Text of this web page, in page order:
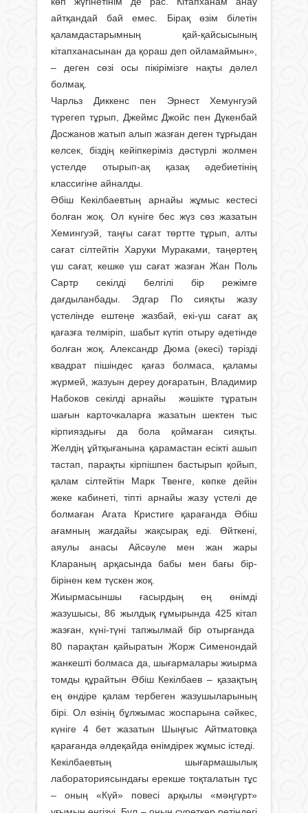
айтқандай бай емес. Бірақ өзім білетін
қаламдастарымның қай-қайсысының
кітапханасынан да қораш деп ойламаймын»,
– деген сөзі осы пікірімізге нақты дәлел
болмақ.
Чарльз Диккенс пен Эрнест Хемунгуэй
түрегеп тұрып, Джеймс Джойс пен Дүкенбай
Досжанов жатып алып жазған деген тұрғыдан
келсек, біздің кейіпкеріміз дәстүрлі жолмен
үстелде отырып-ақ қазақ әдебиетінің
классигіне айналды.
Әбіш Кекілбаевтың арнайы жұмыс кестесі
болған жоқ. Ол күніге бес жүз сөз жазатын
Хемингуэй, таңғы сағат төртте тұрып, алты
сағат сілтейтін Харуки Мураками, таңертең
үш сағат, кешке үш сағат жазған Жан Поль
Сартр секілді белгілі бір режімге
дағдыланбады. Эдгар По сияқты жазу
үстелінде ештеңе жазбай, екі-үш сағат ақ
қағазға телміріп, шабыт күтіп отыру әдетінде
болған жоқ. Александр Дюма (әкесі) тәрізді
квадрат пішіндес қағаз болмаса, қаламы
жүрмей, жазуын дереу доғаратын, Владимир
Набоков секілді арнайы жәшікте тұратын
шағын карточкаларға жазатын шектен тыс
кірпияздығы да бола қоймаған сияқты.
Желдің ұйтқығанына қарамастан есікті ашып
тастап, парақты кірпішпен бастырып қойып,
қалам сілтейтін Марк Твенге, көпке дейін
жеке кабинеті, тіпті арнайы жазу үстелі де
болмаған Агата Кристиге қарағанда Әбіш
ағамның жағдайы жақсырақ еді. Өйткені,
аяулы анасы Айсәуле мен жан жары
Клараның арқасында бабы мен бағы бір-
бірінен кем түскен жоқ.
Жиырмасыншы ғасырдың ең өнімді
жазушысы, 86 жылдық ғұмырында 425 кітап
жазған, күні-түні тапжылмай бір отырғанда
80 парақтан қайыратын Жорж Сименондай
жанкешті болмаса да, шығармалары жиырма
томды құрайтын Әбіш Кекілбаев – қазақтың
ең өндіре қалам тербеген жазушыларының
бірі. Ол өзінің бұлжымас жоспарына сәйкес,
күніге 4 бет жазатын Шыңғыс Айтматовқа
қарағанда әлдеқайда өнімдірек жұмыс істеді.
Кекілбаевтың шығармашылық
лабораториясындағы ерекше тоқталатын тұс
– оның «Күй» повесі арқылы «мәңгүрт»